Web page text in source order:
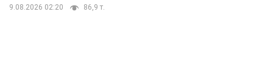
9.08.2026 02:20 86,9 т.